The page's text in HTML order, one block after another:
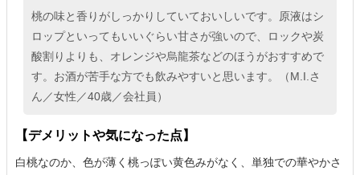
桃の味と香りがしっかりしていておいしいです。原液はシ
ロップといってもいいぐらい甘さが強いので、ロックや炭
酸割りよりも、オレンジや烏龍茶などのほうがおすすめで
す。お酒が苦手な方でも飲みやすいと思います。（M.I.さ
ん／女性／40歳／会社員）
【デメリットや気になった点】
白桃なのか、色が薄く桃っぽい黄色みがなく、単独での華やかさ